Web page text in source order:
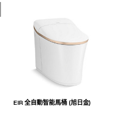
EIR 全自動智能馬桶 (旭日金)